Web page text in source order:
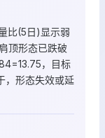
比(5日)显示弱
顶形态已跌破
，目标
，形态失效或延